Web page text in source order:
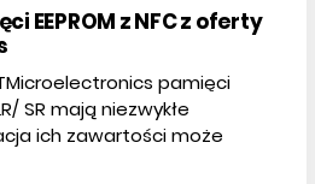
EEPROM z NFC z oferty
pamięci
SR mają niezwykłe
ich zawartości może